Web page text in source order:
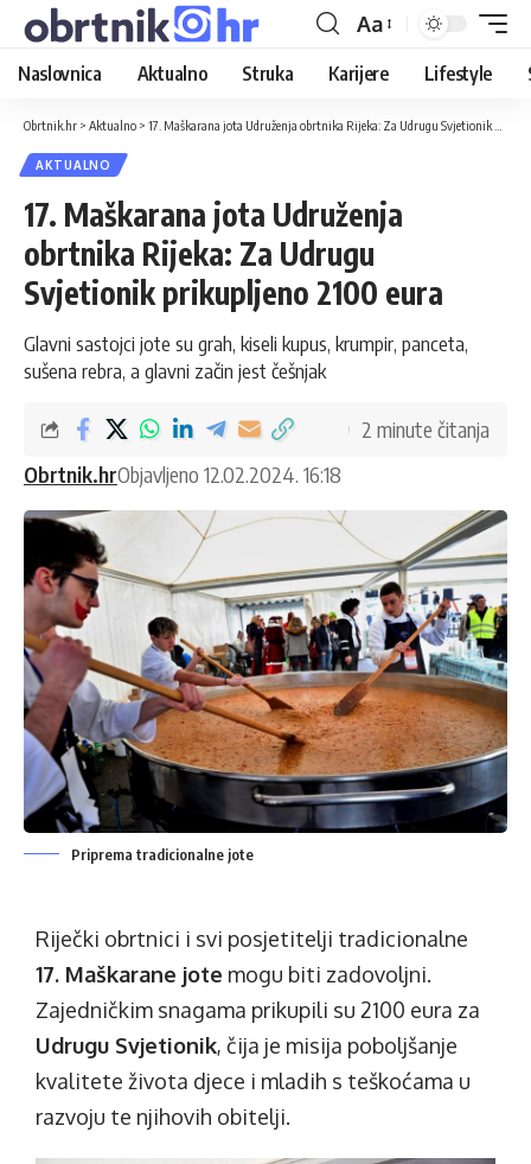
Aa
Naslovnica Aktualno Struka Karijere Lifestyle
Obrtnik.hr > Aktualno > 17. Maškarana jota Udruženja obrtnika Rijeka: Za Udrugu Svjetionik prikupljeno 2100 eura
AKTUALNO
17. Maškarana jota Udruženja
obrtnika Rijeka: Za Udrugu
Svjetionik prikupljeno 2100 eura
Glavni sastojci jote su grah, kiseli kupus, krumpir, panceta,
sušena rebra, a glavni začin jest češnjak
Obrtnik.hrObjavljeno 12.02.2024. 16:18
2 minute čitanja
Priprema tradicionalne jote
Riječki obrtnici i svi posjetitelji tradicionalne
17. Maškarane jote mogu biti zadovoljni.
Zajedničkim snagama prikupili su 2100 eura za
Udrugu Svjetionik, čija je misija poboljšanje
kvalitete života djece i mladih s teškoćama u
razvoju te njihovih obitelji.